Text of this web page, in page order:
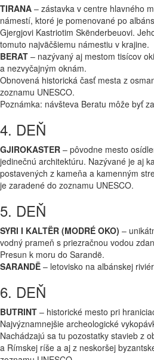
TIRANA – zástavka v centre hlavného
námestí, ktoré je pomenované po
Gjergjovi Kastriotim Skënderbeuovi.
tomuto najväčšiemu námestiu v krajine.
BERAT – nazývaný aj mestom tisícov
a nezvyčajným oknám.
Obnovená historická časť mesta z
zoznamu UNESCO.
Poznámka: návšteva Beratu môže byť
4. DEŇ
GJIROKASTER – pôvodne mesto
jedinečnú architektúru. Nazývané je aj
postavených z kameňa a kamenným
je zaradené do zoznamu UNESCO.
5. DEŇ
SYRI I KALTËR (MODRÉ OKO) –
vodný prameň s priezračnou vodou
Presun k moru do Sarandë.
SARANDË – letovisko na albánskej
6. DEŇ
BUTRINT – historické mesto pri
Najvýznamnejšie archeologické
Nachádzajú sa tu pozostatky stavieb z
a Rímskej ríše a aj z neskoršej